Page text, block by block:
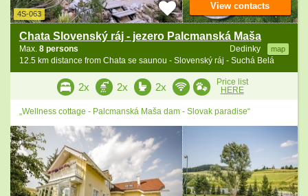
4S-063
Chata Slovenský ráj - jezero Palcmanská Maša
Dedinky map
Max. 8 persons
12.5 km distance from Chata se saunou - Slovenský ráj - Suchá Belá
View contacts
2x 2x 2x
Price list
HERE
„Wellness cottage - Palcmanská Maša dam - Slovak paradise“